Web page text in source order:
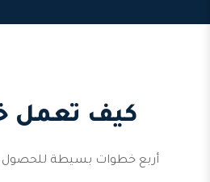
كيف تعمل
أربع خطوات بسيطة للحصول